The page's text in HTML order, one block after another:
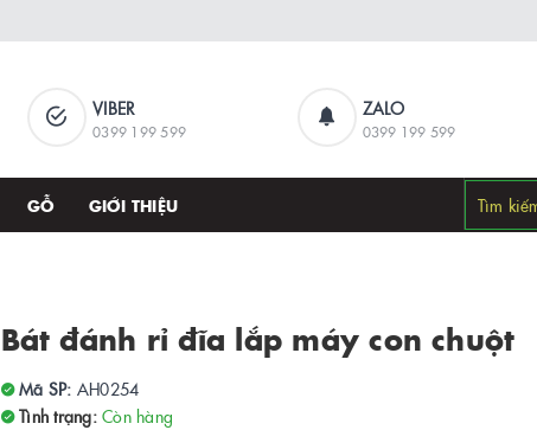
VIBER
0399 199 599
ZALO
0399 199 599
GỖ GIỚI THIỆU
Bát đánh rỉ đĩa lắp máy con chuột
Mã SP: AH0254
Tình trạng: Còn hàng